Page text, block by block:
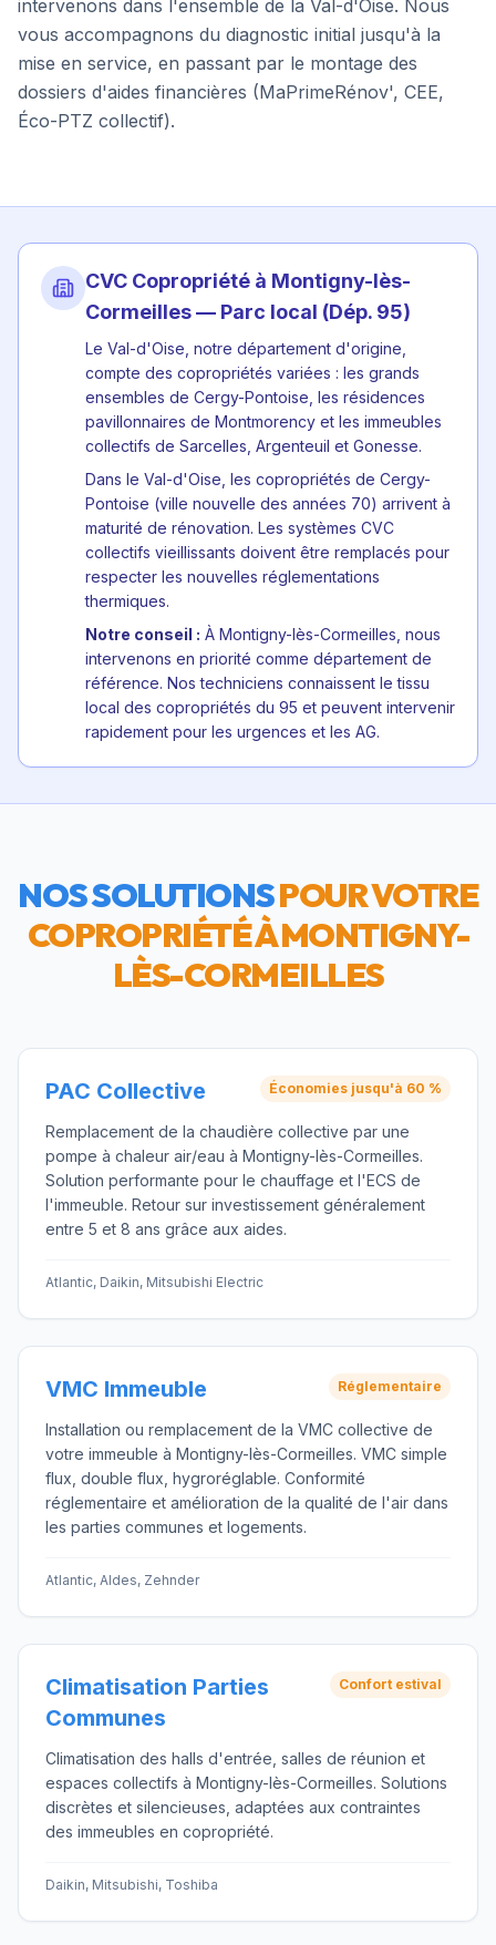
intervenons dans l'ensemble de la Val-d'Oise. Nous
vous accompagnons du diagnostic initial jusqu'à la
mise en service, en passant par le montage des
dossiers d'aides financières (MaPrimeRénov', CEE,
Éco-PTZ collectif).
CVC Copropriété à Montigny-lès-
Cormeilles— Parc local (Dép. 95)
Le Val-d'Oise, notre département d'origine,
compte des copropriétés variées : les grands
ensembles de Cergy-Pontoise, les résidences
pavillonnaires de Montmorency et les immeubles
collectifs de Sarcelles, Argenteuil et Gonesse.
Dans le Val-d'Oise, les copropriétés de Cergy-
Pontoise (ville nouvelle des années 70) arrivent à
maturité de rénovation. Les systèmes CVC
collectifs vieillissants doivent être remplacés pour
respecter les nouvelles réglementations
thermiques.
Notre conseil : À Montigny-lès-Cormeilles, nous
intervenons en priorité comme département de
référence. Nos techniciens connaissent le tissu
local des copropriétés du 95 et peuvent intervenir
rapidement pour les urgences et les AG.
NOS SOLUTIONSPOUR VOTRE
COPROPRIÉTÉ ÀMONTIGNY-
LÈS-CORMEILLES
PAC Collective Économies jusqu'à 60 %
Remplacement de la chaudière collective par une
pompe à chaleur air/eau à Montigny-lès-Cormeilles.
Solution performante pour le chauffage et l'ECS de
l'immeuble. Retour sur investissement généralement
entre 5 et 8 ans grâce aux aides.
Atlantic, Daikin, Mitsubishi Electric
VMC Immeuble Réglementaire
Installation ou remplacement de la VMC collective de
votre immeuble à Montigny-lès-Cormeilles. VMC simple
flux, double flux, hygroréglable. Conformité
réglementaire et amélioration de la qualité de l'air dans
les parties communes et logements.
Atlantic, Aldes, Zehnder
Climatisation Parties
Communes
Confort estival
Climatisation des halls d'entrée, salles de réunion et
espaces collectifs à Montigny-lès-Cormeilles. Solutions
discrètes et silencieuses, adaptées aux contraintes
des immeubles en copropriété.
Daikin, Mitsubishi, Toshiba